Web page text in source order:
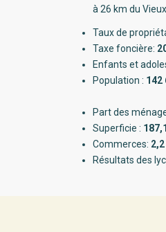
à 26 km du
Taux de
Taxe foncière:
Enfants et
Population : 142
Part des
Superficie :
Commerces:
Résultats des